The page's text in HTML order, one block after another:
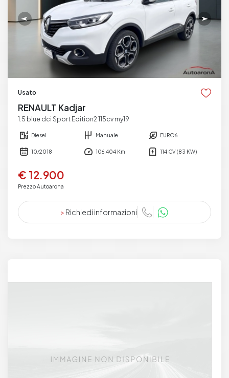
Usato
RENAULT Kadjar
1.5 blue dci Sport Edition2 115cv my19
Diesel Manuale EURO6
10/2018 106.404 Km 114 CV (83 KW)
€ 12.900
Prezzo Autoarona
> Richiedi informazioni